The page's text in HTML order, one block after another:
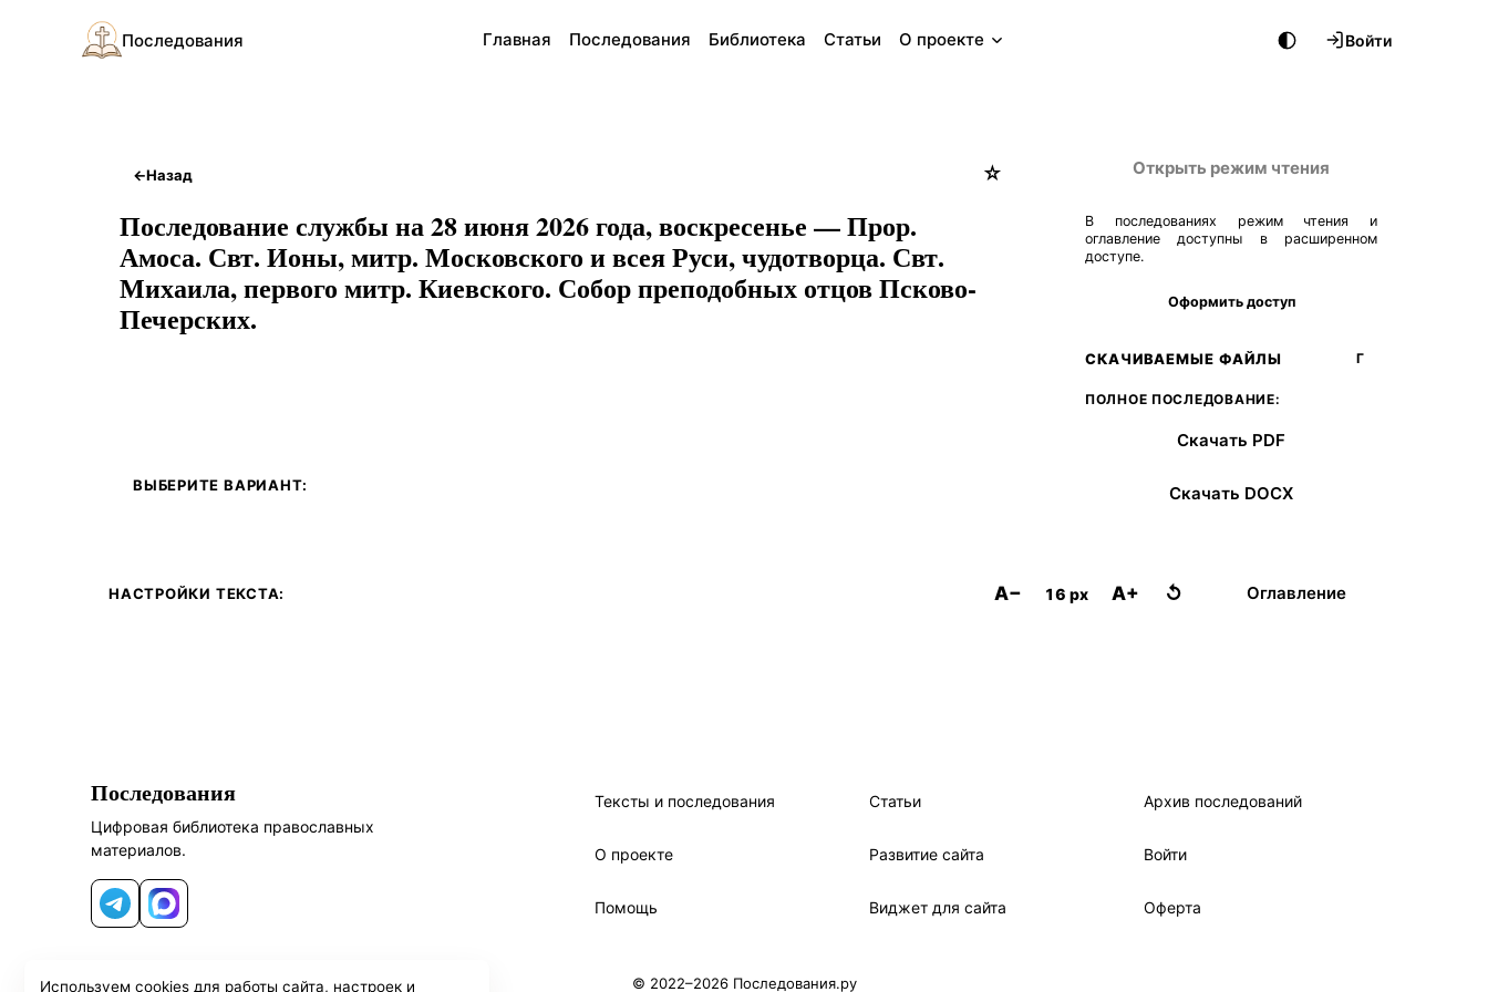
Последования Главная Последования Библиотека Статьи О проекте Войти
←Назад ☆
Последование службы на 28 июня 2026 года, воскресенье — Прор.
Амоса. Свт. Ионы, митр. Московского и всея Руси, чудотворца. Свт.
Михаила, первого митр. Киевского. Собор преподобных отцов Псково-
Печерских.
ВЫБЕРИТЕ ВАРИАНТ:
Открыть режим чтения
В последованиях режим чтения и
оглавление доступны в расширенном
доступе.
Оформить доступ
СКАЧИВАЕМЫЕ ФАЙЛЫ Г
ПОЛНОЕ ПОСЛЕДОВАНИЕ:
Скачать PDF
Скачать DOCX
НАСТРОЙКИ ТЕКСТА: A− 16 px A+ ↺ Оглавление
Последования
Цифровая библиотека православных
материалов.
Telegram
MAX
Тексты и последования Статьи Архив последований
О проекте Развитие сайта Войти
Помощь Виджет для сайта Оферта
© 2022–2026 Последования.ру
Используем cookies для работы сайта, настроек и